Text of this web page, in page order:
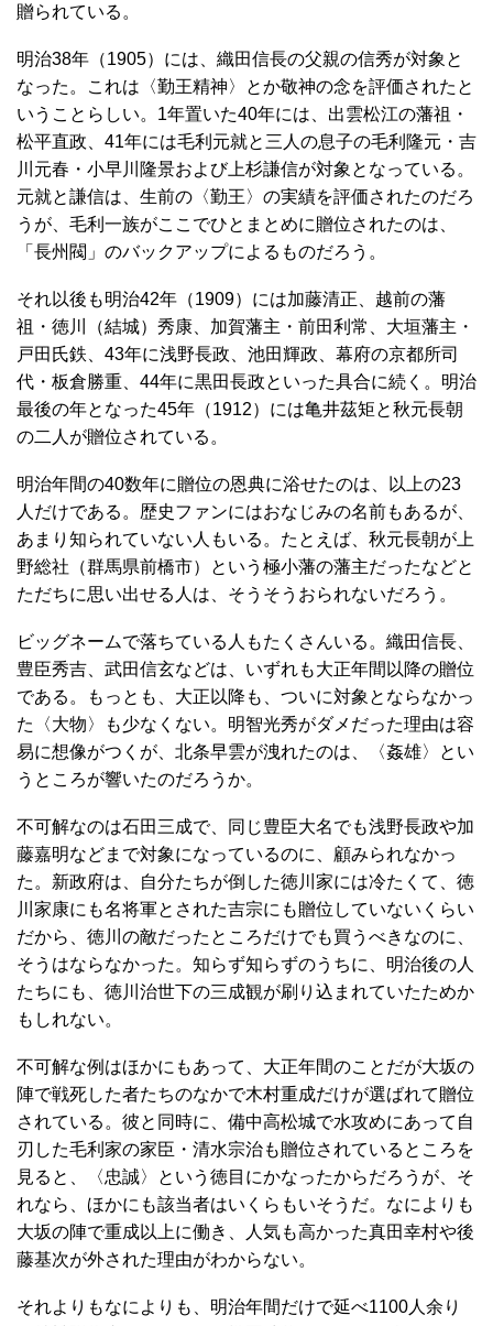
贈られている。
明治38年（1905）には、織田信長の父親の信秀が対象と
なった。これは〈勤王精神〉とか敬神の念を評価されたと
いうことらしい。1年置いた40年には、出雲松江の藩祖・
松平直政、41年には毛利元就と三人の息子の毛利隆元・吉
川元春・小早川隆景および上杉謙信が対象となっている。
元就と謙信は、生前の〈勤王〉の実績を評価されたのだろ
うが、毛利一族がここでひとまとめに贈位されたのは、
「長州閥」のバックアップによるものだろう。
それ以後も明治42年（1909）には加藤清正、越前の藩
祖・徳川（結城）秀康、加賀藩主・前田利常、大垣藩主・
戸田氏鉄、43年に浅野長政、池田輝政、幕府の京都所司
代・板倉勝重、44年に黒田長政といった具合に続く。明治
最後の年となった45年（1912）には亀井茲矩と秋元長朝
の二人が贈位されている。
明治年間の40数年に贈位の恩典に浴せたのは、以上の23
人だけである。歴史ファンにはおなじみの名前もあるが、
あまり知られていない人もいる。たとえば、秋元長朝が上
野総社（群馬県前橋市）という極小藩の藩主だったなどと
ただちに思い出せる人は、そうそうおられないだろう。
ビッグネームで落ちている人もたくさんいる。織田信長、
豊臣秀吉、武田信玄などは、いずれも大正年間以降の贈位
である。もっとも、大正以降も、ついに対象とならなかっ
た〈大物〉も少なくない。明智光秀がダメだった理由は容
易に想像がつくが、北条早雲が洩れたのは、〈姦雄〉とい
うところが響いたのだろうか。
不可解なのは石田三成で、同じ豊臣大名でも浅野長政や加
藤嘉明などまで対象になっているのに、顧みられなかっ
た。新政府は、自分たちが倒した徳川家には冷たくて、徳
川家康にも名将軍とされた吉宗にも贈位していないくらい
だから、徳川の敵だったところだけでも買うべきなのに、
そうはならなかった。知らず知らずのうちに、明治後の人
たちにも、徳川治世下の三成観が刷り込まれていたためか
もしれない。
不可解な例はほかにもあって、大正年間のことだが大坂の
陣で戦死した者たちのなかで木村重成だけが選ばれて贈位
されている。彼と同時に、備中高松城で水攻めにあって自
刃した毛利家の家臣・清水宗治も贈位されているところを
見ると、〈忠誠〉という徳目にかなったからだろうが、そ
れなら、ほかにも該当者はいくらもいそうだ。なによりも
大坂の陣で重成以上に働き、人気も高かった真田幸村や後
藤基次が外された理由がわからない。
それよりもなによりも、明治年間だけで延べ1100人余り